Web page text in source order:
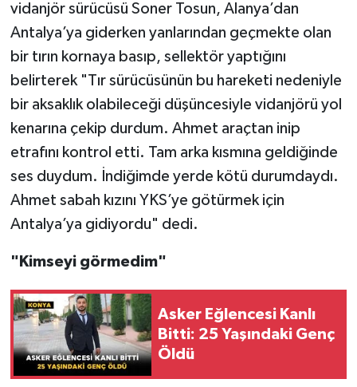
vidanjör sürücüsü Soner Tosun, Alanya’dan
Antalya’ya giderken yanlarından geçmekte olan
bir tırın kornaya basıp, sellektör yaptığını
belirterek "Tır sürücüsünün bu hareketi nedeniyle
bir aksaklık olabileceği düşüncesiyle vidanjörü yol
kenarına çekip durdum. Ahmet araçtan inip
etrafını kontrol etti. Tam arka kısmına geldiğinde
ses duydum. İndiğimde yerde kötü durumdaydı.
Ahmet sabah kızını YKS’ye götürmek için
Antalya’ya gidiyordu" dedi.
"Kimseyi görmedim"
Asker Eğlencesi Kanlı
Bitti: 25 Yaşındaki Genç
Öldü